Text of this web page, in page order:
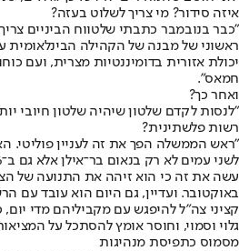
איזה סידור? מי צריך לשלוט בעזה?
ראשוני של מבנה של הקהילה הבינלאומית
יכולת אזורית בדומיננטיות מצרית, ועם
חמאס".
ואחר כך?
"לנסות לקדם שלטון שיהיה שלטון חיובי
רשות פלשתינית?
"ראש הממשלה הפך את זה לעניין פוליטי.
באוקטובר. ועדיין, גם היום הוא עובד עם
קציני צה"ל להיפגש עם מקביליהם מדי
גלוי וסמוי, וחוסר אומץ להסתכל על
מסמוס כתפיסת מנהיגות